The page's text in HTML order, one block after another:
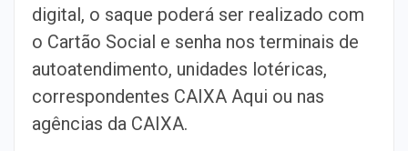
digital, o saque poderá ser realizado com
o Cartão Social e senha nos terminais de
autoatendimento, unidades lotéricas,
correspondentes CAIXA Aqui ou nas
agências da CAIXA.